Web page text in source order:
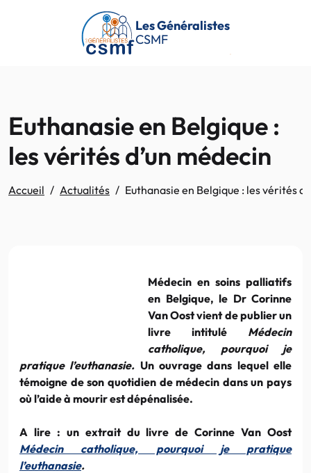
Passer au contenu principal
Les Généralistes
CSMF
Euthanasie en Belgique :
les vérités d’un médecin
Accueil Actualités Euthanasie en Belgique : les vérités
Médecin en soins palliatifs
en Belgique, le Dr Corinne
Van Oost vient de publier un
livre intitulé Médecin
catholique, pourquoi je
pratique l’euthanasie. Un ouvrage dans lequel elle
témoigne de son quotidien de médecin dans un pays
où l’aide à mourir est dépénalisée.
A lire : un extrait du livre de Corinne Van Oost
Médecin catholique, pourquoi je pratique
l’euthanasie.